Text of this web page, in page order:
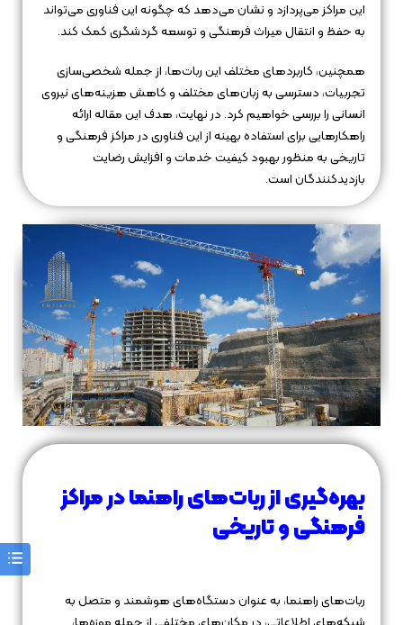
این مراکز می‌پردازد و نشان می‌دهد که چگونه این فناوری می‌تواند
به حفظ و انتقال میراث فرهنگی و توسعه گردشگری کمک کند.
همچنین، کاربردهای مختلف این ربات‌ها، از جمله شخصی‌سازی
تجربیات، دسترسی به زبان‌های مختلف و کاهش هزینه‌های نیروی
انسانی را بررسی خواهیم کرد. در نهایت، هدف این مقاله ارائه
راهکارهایی برای استفاده بهینه از این فناوری در مراکز فرهنگی و
تاریخی به منظور بهبود کیفیت خدمات و افزایش رضایت
بازدیدکنندگان است.
بهره‌گیری از ربات‌های راهنما در مراکز
فرهنگی و تاریخی
ربات‌های راهنما، به عنوان دستگاه‌های هوشمند و متصل به